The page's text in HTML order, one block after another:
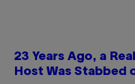
23 Years Ago, a
Host Was Stabbed